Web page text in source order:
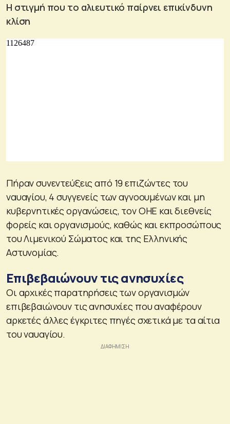
Η στιγμή που το αλιευτικό παίρνει επικίνδυνη
κλίση
Πήραν συνεντεύξεις από 19 επιζώντες του
ναυαγίου, 4 συγγενείς των αγνοουμένων και μη
κυβερνητικές οργανώσεις, τον ΟΗΕ και διεθνείς
φορείς και οργανισμούς, καθώς και εκπροσώπους
του Λιμενικού Σώματος και της Ελληνικής
Αστυνομίας.
Επιβεβαιώνουν τις ανησυχίες
Οι αρχικές παρατηρήσεις των οργανισμών
επιβεβαιώνουν τις ανησυχίες που αναφέρουν
αρκετές άλλες έγκριτες πηγές σχετικά με τα αίτια
του ναυαγίου.